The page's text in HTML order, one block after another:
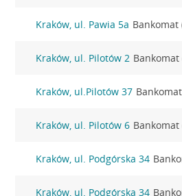
Kraków, ul. Pawia 5a Bankomat
Kraków, ul. Pilotów 2
Kraków, ul.Pilotów 37
Kraków, ul. Pilotów 6
Kraków, ul. Podgórska 34
Kraków, ul. Podgórska 34